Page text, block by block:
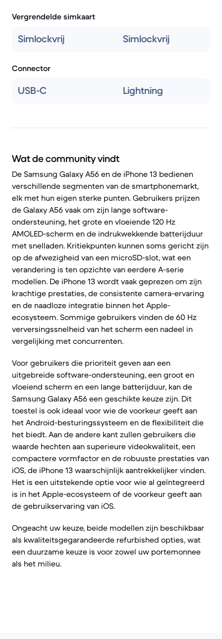
Vergrendelde simkaart
Simlockvrij Simlockvrij
Connector
USB-C Lightning
Wat de community vindt
De Samsung Galaxy A56 en de iPhone 13 bedienen
verschillende segmenten van de smartphonemarkt,
elk met hun eigen sterke punten. Gebruikers prijzen
de Galaxy A56 vaak om zijn lange software-
ondersteuning, het grote en vloeiende 120 Hz
AMOLED-scherm en de indrukwekkende batterijduur
met snelladen. Kritiekpunten kunnen soms gericht zijn
op de afwezigheid van een microSD-slot, wat een
verandering is ten opzichte van eerdere A-serie
modellen. De iPhone 13 wordt vaak geprezen om zijn
krachtige prestaties, de consistente camera-ervaring
en de naadloze integratie binnen het Apple-
ecosysteem. Sommige gebruikers vinden de 60 Hz
verversingssnelheid van het scherm een nadeel in
vergelijking met concurrenten.
Voor gebruikers die prioriteit geven aan een
uitgebreide software-ondersteuning, een groot en
vloeiend scherm en een lange batterijduur, kan de
Samsung Galaxy A56 een geschikte keuze zijn. Dit
toestel is ook ideaal voor wie de voorkeur geeft aan
het Android-besturingssysteem en de flexibiliteit die
het biedt. Aan de andere kant zullen gebruikers die
waarde hechten aan superieure videokwaliteit, een
compactere vormfactor en de robuuste prestaties van
iOS, de iPhone 13 waarschijnlijk aantrekkelijker vinden.
Het is een uitstekende optie voor wie al geïntegreerd
is in het Apple-ecosysteem of de voorkeur geeft aan
de gebruikservaring van iOS.
Ongeacht uw keuze, beide modellen zijn beschikbaar
als kwaliteitsgegarandeerde refurbished opties, wat
een duurzame keuze is voor zowel uw portemonnee
als het milieu.